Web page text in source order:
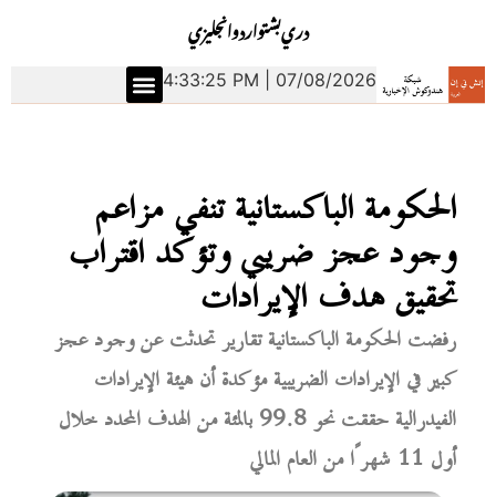
انجليزياردوبشتودري
4:33:25 PM | 07/08/2026
الحكومة الباكستانية تنفي مزاعم
وجود عجز ضريبي وتؤكد اقتراب
تحقيق هدف الإيرادات
رفضت الحكومة الباكستانية تقارير تحدثت عن وجود عجز
كبير في الإيرادات الضريبية مؤكدة أن هيئة الإيرادات
الفيدرالية حققت نحو 99.8 بالمئة من الهدف المحدد خلال
أول 11 شهرًا من العام المالي